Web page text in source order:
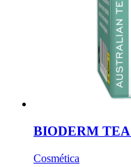
BIODERM
Cosmética